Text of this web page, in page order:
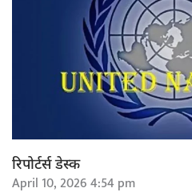
रिपोर्टर्स डेस्क
April 10, 2026 4:54 pm